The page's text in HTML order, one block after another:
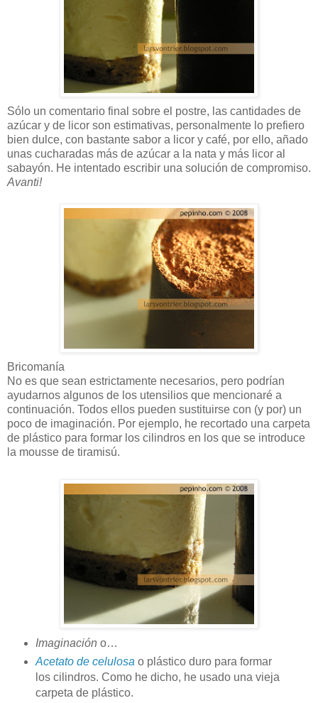
Sólo un comentario final sobre el postre, las cantidades de
azúcar y de licor son estimativas, personalmente lo prefiero
bien dulce, con bastante sabor a licor y café, por ello, añado
unas cucharadas más de azúcar a la nata y más licor al
sabayón. He intentado escribir una solución de compromiso.
Avanti!
Bricomanía
No es que sean estrictamente necesarios, pero podrían
ayudarnos algunos de los utensilios que mencionaré a
continuación. Todos ellos pueden sustituirse con (y por) un
poco de imaginación. Por ejemplo, he recortado una carpeta
de plástico para formar los cilindros en los que se introduce
la mousse de tiramisú.
Imaginación o…
Acetato de celulosa o plástico duro para formar
los cilindros. Como he dicho, he usado una vieja
carpeta de plástico.